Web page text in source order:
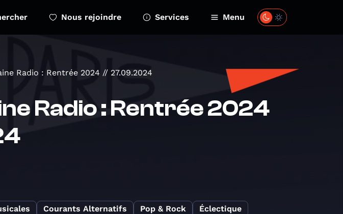
Nous rejoindre Services Menu
Radio : Rentrée 2024 // 27.09.2024
Radio : Rentrée 2024
Courants Alternatifs Pop & Rock
Éclectique